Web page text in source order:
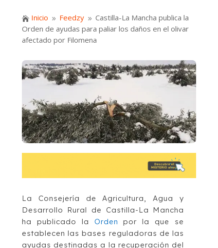
 Inicio 9 Feedzy 9 Castilla-La Mancha publica la
Orden de ayudas para paliar los daños en el olivar
afectado por Filomena
La Consejería de Agricultura, Agua y
Desarrollo Rural de Castilla-La Mancha
ha publicado la Orden por la que se
establecen las bases reguladoras de las
ayudas destinadas a la recuperación del